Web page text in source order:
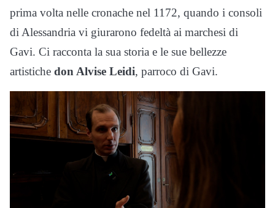
prima volta nelle cronache nel 1172, quando i consoli
di Alessandria vi giurarono fedeltà ai marchesi di
Gavi. Ci racconta la sua storia e le sue bellezze
artistiche don Alvise Leidi, parroco di Gavi.